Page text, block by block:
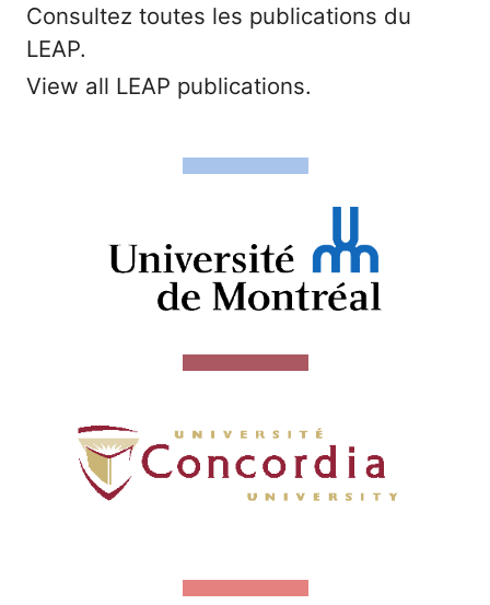
Consultez toutes les publications du
LEAP.
View all LEAP publications.